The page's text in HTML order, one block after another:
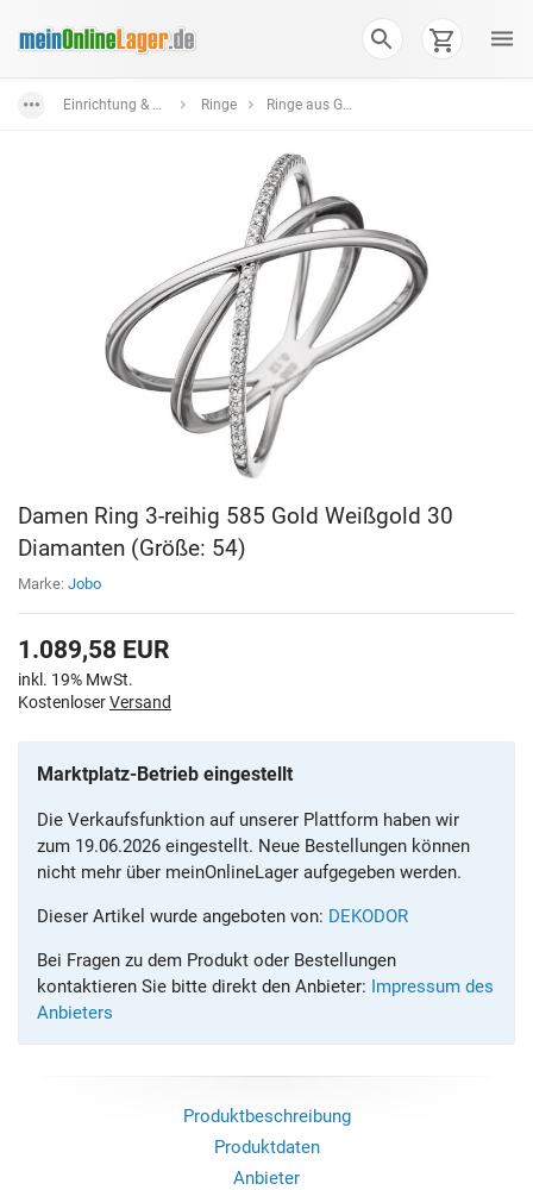
Einrichtung & Wohnaccessoires Ringe Ringe aus Gold
Damen Ring 3-reihig 585 Gold Weißgold 30
Diamanten (Größe: 54)
Marke: Jobo
1.089,58 EUR
inkl. 19% MwSt.
KostenloserVersand
Marktplatz-Betrieb eingestellt
Die Verkaufsfunktion auf unserer Plattform haben wir
zum 19.06.2026 eingestellt. Neue Bestellungen können
nicht mehr über meinOnlineLager aufgegeben werden.
Dieser Artikel wurde angeboten von: DEKODOR
Bei Fragen zu dem Produkt oder Bestellungen
kontaktieren Sie bitte direkt den Anbieter: Impressum des
Anbieters
Produktbeschreibung
Produktdaten
Anbieter